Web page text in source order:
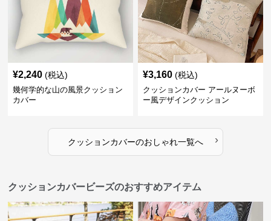
¥2,240 (税込)
幾何学的な山の風景クッション
カバー
¥3,160 (税込)
クッションカバー アールヌーボ
ー風デザインクッション
クッションカバーのおしゃれ一覧へ ›
クッションカバービーズのおすすめアイテム